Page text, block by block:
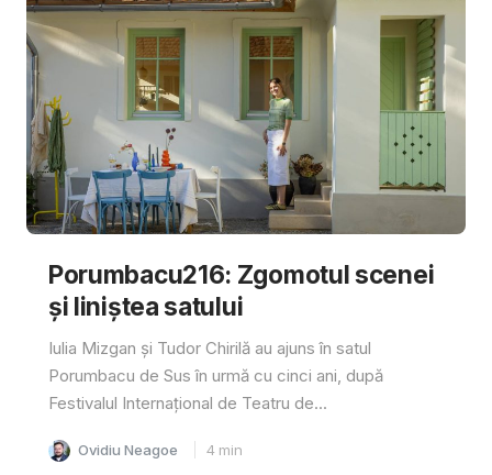
Porumbacu216: Zgomotul scenei
și liniștea satului
Iulia Mizgan și Tudor Chirilă au ajuns în satul
Porumbacu de Sus în urmă cu cinci ani, după
Festivalul Internațional de Teatru de...
Ovidiu Neagoe 4 min